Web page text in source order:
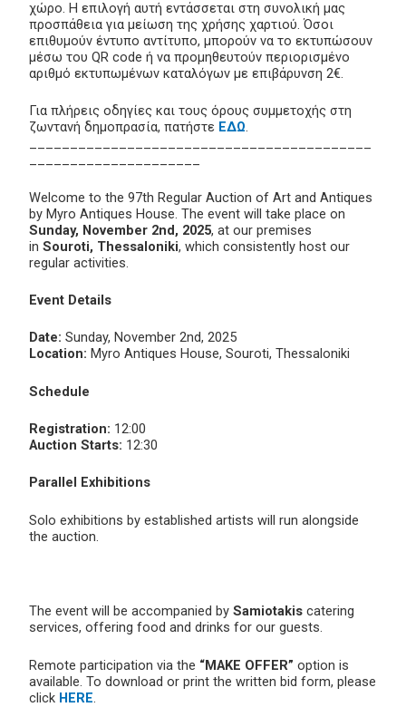
χώρο. Η επιλογή αυτή εντάσσεται στη συνολική μας
προσπάθεια για μείωση της χρήσης χαρτιού. Όσοι
επιθυμούν έντυπο αντίτυπο, μπορούν να το εκτυπώσουν
μέσω του QR code ή να προμηθευτούν περιορισμένο
αριθμό εκτυπωμένων καταλόγων με επιβάρυνση 2€.
Για πλήρεις οδηγίες και τους όρους συμμετοχής στη
ζωντανή δημοπρασία, πατήστε ΕΔΩ.
Welcome to the 97th Regular Auction of Art and Antiques
by Myro Antiques House. The event will take place on
Sunday, November 2nd, 2025, at our premises
in Souroti, Thessaloniki, which consistently host our
regular activities.
Event Details
Date: Sunday, November 2nd, 2025
Location: Myro Antiques House, Souroti, Thessaloniki
Schedule
Registration: 12:00
Auction Starts: 12:30
Parallel Exhibitions
Solo exhibitions by established artists will run alongside
the auction.
The event will be accompanied by Samiotakis catering
services, offering food and drinks for our guests.
Remote participation via the “MAKE OFFER” option is
available. To download or print the written bid form, please
click HERE.